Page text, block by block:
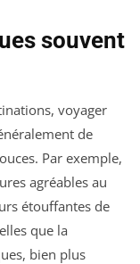
souvent
voyager
de
Par exemple,
agréables au
étouffantes de
que la
bien plus